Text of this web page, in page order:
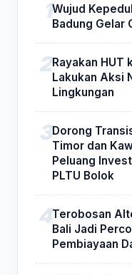
Wujud
Badung Gelar
Rayakan HUT
Lakukan Aksi
Lingkungan
Dorong
Timor dan
Peluang
PLTU Bolok
Terobosan
Bali Jadi
Pembiayaan